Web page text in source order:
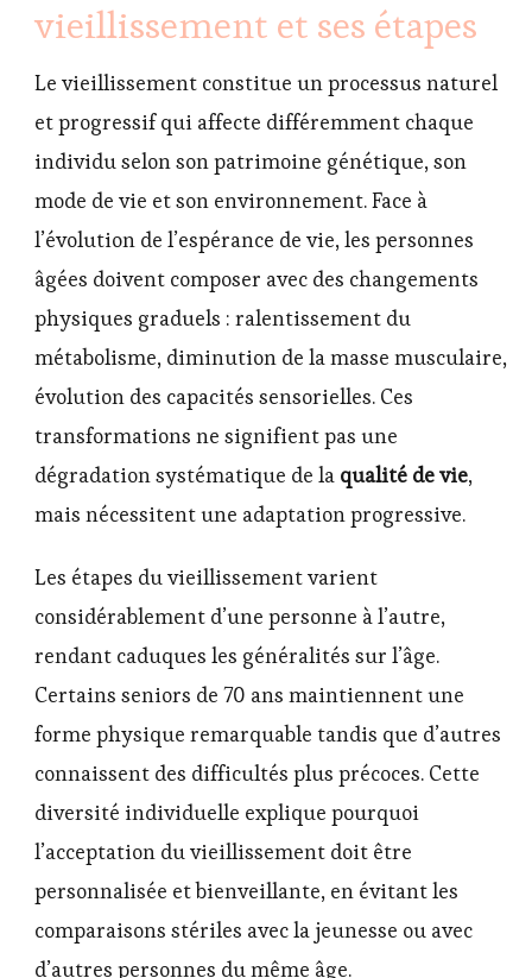
vieillissement et ses étapes
Le vieillissement constitue un processus naturel
et progressif qui affecte différemment chaque
individu selon son patrimoine génétique, son
mode de vie et son environnement. Face à
l’évolution de l’espérance de vie, les personnes
âgées doivent composer avec des changements
physiques graduels : ralentissement du
métabolisme, diminution de la masse musculaire,
évolution des capacités sensorielles. Ces
transformations ne signifient pas une
dégradation systématique de la qualité de vie,
mais nécessitent une adaptation progressive.
Les étapes du vieillissement varient
considérablement d’une personne à l’autre,
rendant caduques les généralités sur l’âge.
Certains seniors de 70 ans maintiennent une
forme physique remarquable tandis que d’autres
connaissent des difficultés plus précoces. Cette
diversité individuelle explique pourquoi
l’acceptation du vieillissement doit être
personnalisée et bienveillante, en évitant les
comparaisons stériles avec la jeunesse ou avec
d’autres personnes du même âge.